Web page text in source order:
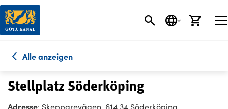
SEARCH
SPRACHE
Alle anzeigen
Stellplatz Söderköping
Adresse: Skepparevägen, 614 34 Söderköping